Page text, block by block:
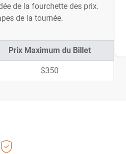
de la fourchette des prix.
de la tournée.
Prix Maximum du Billet
$350